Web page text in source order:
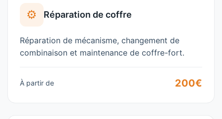
⚙️ Réparation de coffre
Réparation de mécanisme, changement de
combinaison et maintenance de coffre-fort.
À partir de 200€